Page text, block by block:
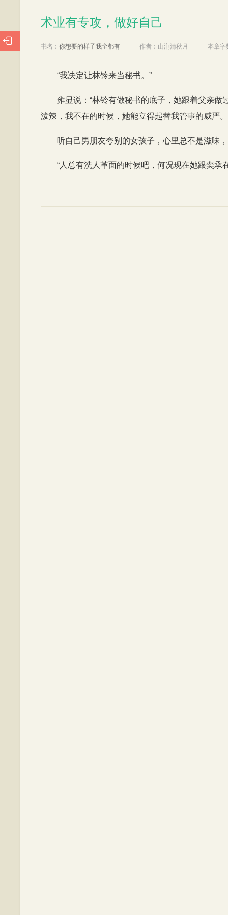
术业有专攻，做好自己
书名： 你想要的样子我全都有 作者： 山涧清秋月 本章字
“我决定让林铃来当秘书。”
雍显说：“林铃有做秘书的底子，她跟着父亲
泼辣，我不在的时候，她能立得起替我管事的威严。
听自己男朋友夸别的女孩子，心里总不是滋味
“人总有洗人革面的时候吧，何况现在她跟奕承
